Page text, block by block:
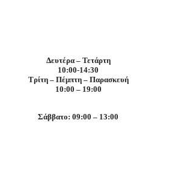
Δευτέρα – Τετάρτη
10:00-14:30
Τρίτη – Πέμπτη – Παρασκευή
10:00 – 19:00
Σάββατο: 09:00 – 13:00